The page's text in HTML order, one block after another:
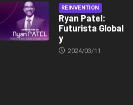
REINVENTION
Ryan Patel:
Futurista Global
y
2024/03/11